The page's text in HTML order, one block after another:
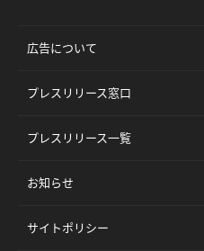
広告について
プレスリリース窓口
プレスリリース一覧
お知らせ
サイトポリシー